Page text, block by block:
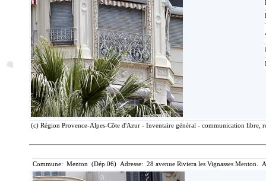
(c) Région Provence-Alpes-Côte d'Azur - Inventaire général - communication libre,
Commune: Menton (Dép.06) Adresse: 28 avenue Riviera les Vignasses Menton.